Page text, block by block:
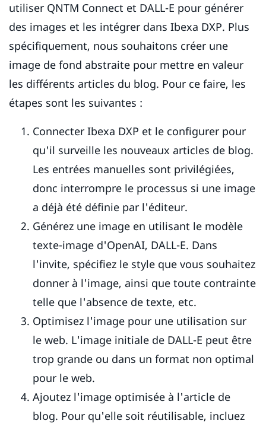
utiliser QNTM Connect et DALL-E pour générer
des images et les intégrer dans Ibexa DXP. Plus
spécifiquement, nous souhaitons créer une
image de fond abstraite pour mettre en valeur
les différents articles du blog. Pour ce faire, les
étapes sont les suivantes :
Connecter Ibexa DXP et le configurer pour
qu'il surveille les nouveaux articles de blog.
Les entrées manuelles sont privilégiées,
donc interrompre le processus si une image
a déjà été définie par l'éditeur.
Générez une image en utilisant le modèle
texte-image d'OpenAI, DALL-E. Dans
l'invite, spécifiez le style que vous souhaitez
donner à l'image, ainsi que toute contrainte
telle que l'absence de texte, etc.
Optimisez l'image pour une utilisation sur
le web. L'image initiale de DALL-E peut être
trop grande ou dans un format non optimal
pour le web.
Ajoutez l'image optimisée à l'article de
blog. Pour qu'elle soit réutilisable, incluez